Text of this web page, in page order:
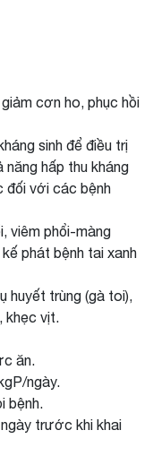
cơn ho, phục hồi
sinh để điều trị
năng hấp thu kháng
đối với các bệnh
viêm phổi-màng
phát bệnh tai xanh
huyết trùng (gà toi),
khẹc vịt.
ăn.
ngày.
bệnh.
trước khi khai